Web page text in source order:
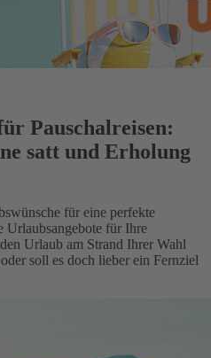
Pauschalreisen:
satt und Erholung
für eine perfekte
Urlaubsangebote für Ihre
Urlaub am Strand Ihrer Wahl
soll es doch lieber ein Fernziel